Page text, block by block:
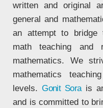
written and original
general and
an attempt to bridge
math teaching and
mathematics. We
mathematics
levels.Gonit Sorais
and is committed to